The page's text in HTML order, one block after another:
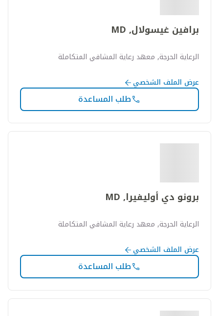
برافين غيسولال, MD
الرعاية الحرجة, معهد رعاية المشافي المتكاملة
عرض الملف الشخصي
طلب المساعدة
برونو دي أوليفيرا, MD
الرعاية الحرجة, معهد رعاية المشافي المتكاملة
عرض الملف الشخصي
طلب المساعدة